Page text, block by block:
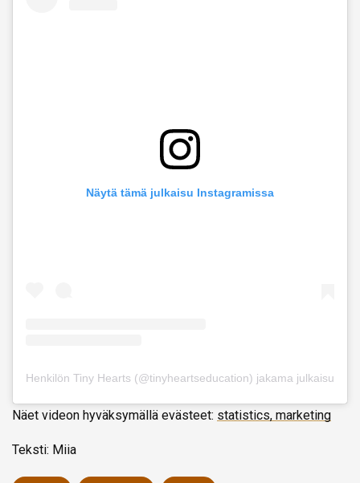
Näytä tämä julkaisu Instagramissa
Henkilön Tiny Hearts (@tinyheartseducation) jakama julkaisu
Näet videon hyväksymällä evästeet: statistics, marketing
Teksti: Miia